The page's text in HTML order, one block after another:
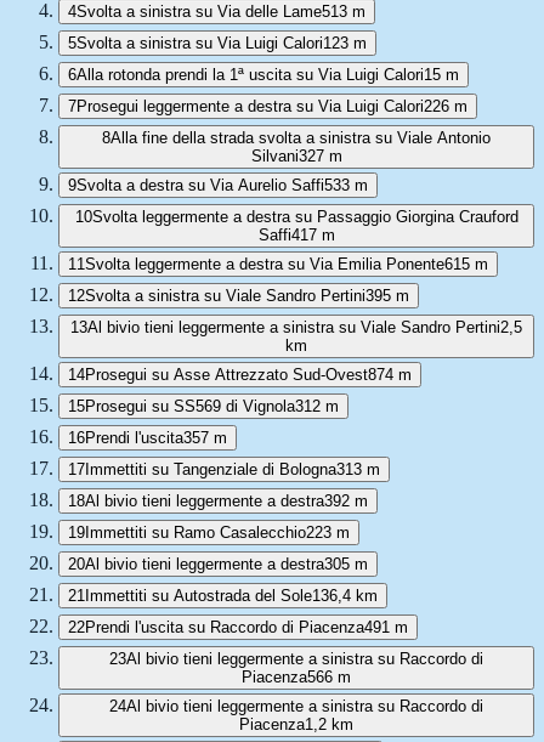
4Svolta a sinistra su Via delle Lame513 m
5Svolta a sinistra su Via Luigi Calori123 m
6Alla rotonda prendi la 1ª uscita su Via Luigi Calori15 m
7Prosegui leggermente a destra su Via Luigi Calori226 m
8Alla fine della strada svolta a sinistra su Viale Antonio
Silvani327 m
9Svolta a destra su Via Aurelio Saffi533 m
10Svolta leggermente a destra su Passaggio Giorgina Crauford
Saffi417 m
11Svolta leggermente a destra su Via Emilia Ponente615 m
12Svolta a sinistra su Viale Sandro Pertini395 m
13Al bivio tieni leggermente a sinistra su Viale Sandro Pertini2,5
km
14Prosegui su Asse Attrezzato Sud-Ovest874 m
15Prosegui su SS569 di Vignola312 m
16Prendi l'uscita357 m
17Immettiti su Tangenziale di Bologna313 m
18Al bivio tieni leggermente a destra392 m
19Immettiti su Ramo Casalecchio223 m
20Al bivio tieni leggermente a destra305 m
21 Immettiti su Autostrada del Sole136,4 km
22Prendi l'uscita su Raccordo di Piacenza491 m
23Al bivio tieni leggermente a sinistra su Raccordo di
Piacenza566 m
24Al bivio tieni leggermente a sinistra su Raccordo di
Piacenza1,2 km